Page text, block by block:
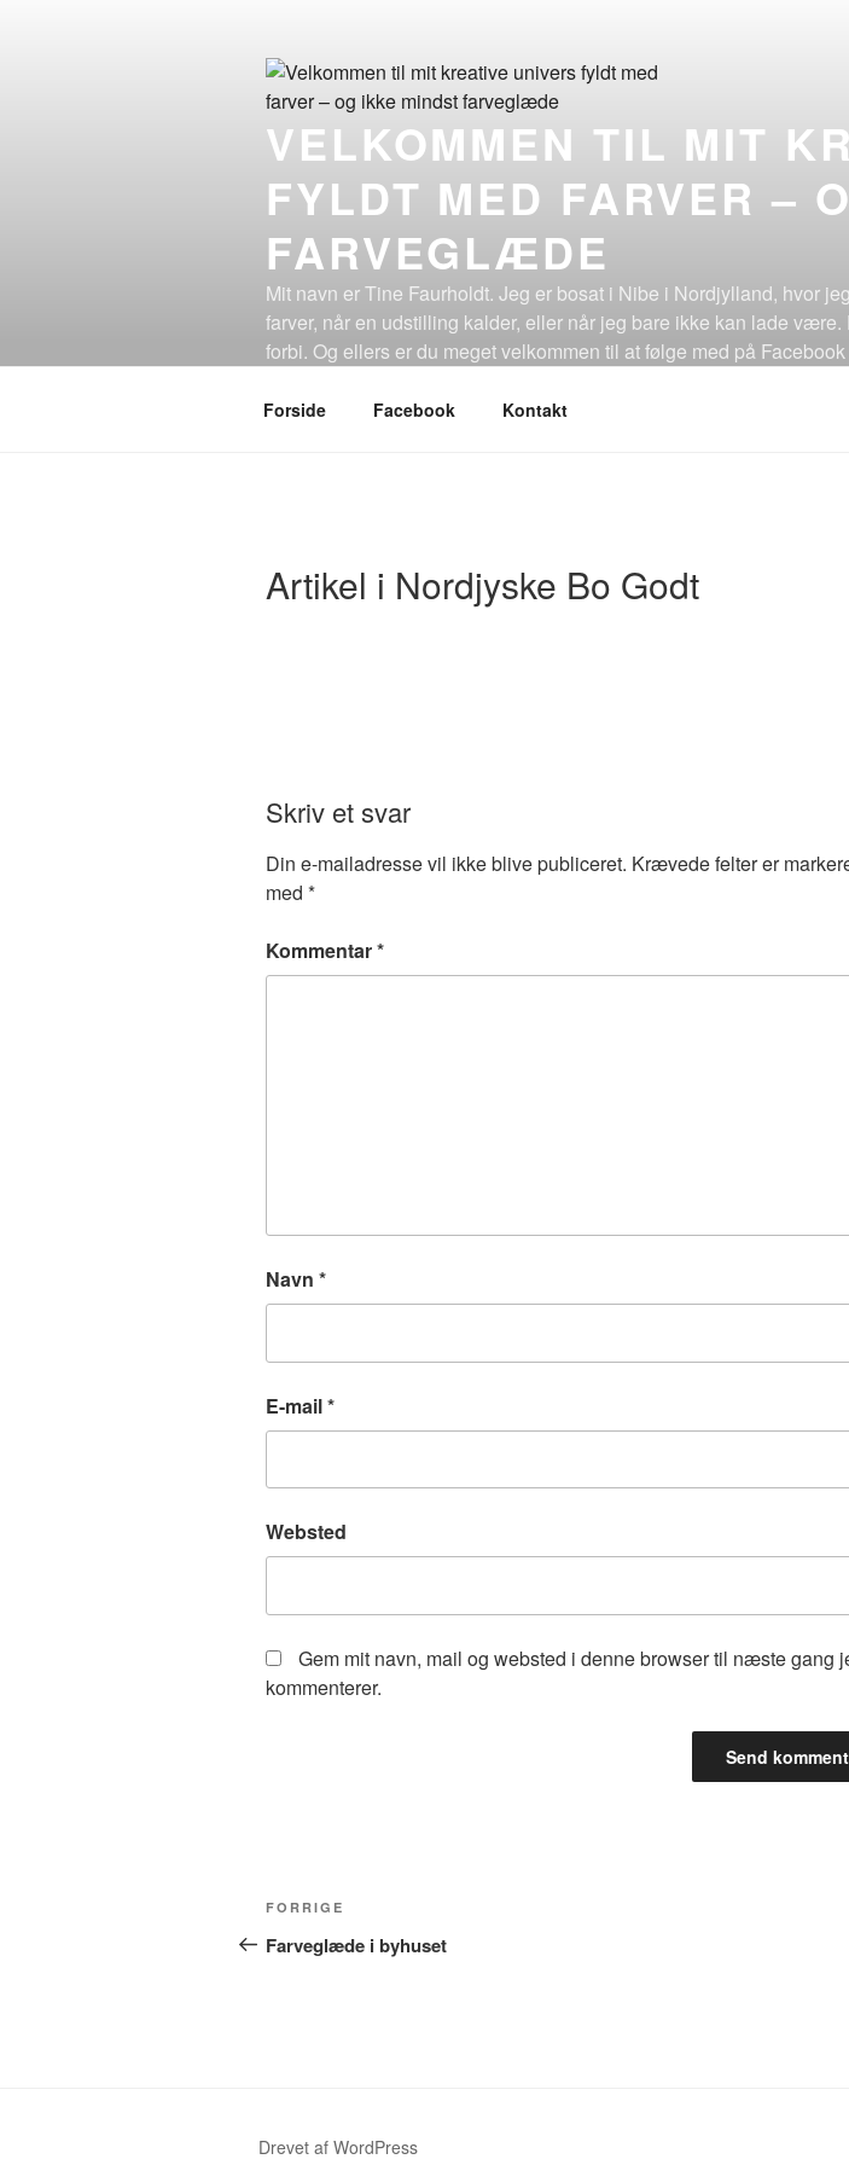
VELKOMMEN TIL MIT
FYLDT MED FARVER –
FARVEGLÆDE
Mit navn er Tine Faurholdt. Jeg er bosat i Nibe i Nordjylland, hvor
farver, når en udstilling kalder, eller når jeg bare ikke kan lade
forbi. Og ellers er du meget velkommen til at følge med på
Forside Facebook Kontakt
Artikel i Nordjyske Bo Godt
Skriv et svar
Din e-mailadresse vil ikke blive publiceret. Krævede felter er
med *
Kommentar*
Navn *
E-mail*
Websted
Gem mit navn, mail og websted i denne browser til næste gang
kommenterer.
Indlægsnavigation
Forrige
indlæg
FORRIGE
Farveglæde i byhuset
Drevet af WordPress